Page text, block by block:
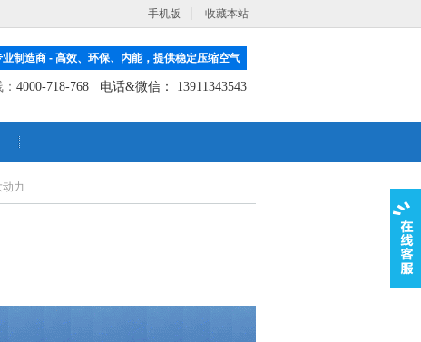
手机版 收藏本站
业制造商 - 高效、环保、内能，提供稳定压缩空气
4000-718-768 电话&微信： 13911343543
力